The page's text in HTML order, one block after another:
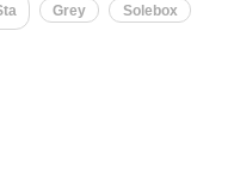
Grey Solebox